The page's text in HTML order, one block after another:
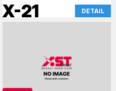
X-21 DETAIL